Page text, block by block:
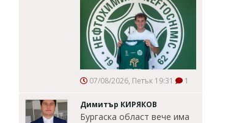
07/08/2026, Петък 19:31 1
Димитър КИРЯКОВ
Бургаска област вече има